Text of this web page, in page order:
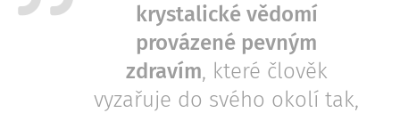
krystalické vědomí
provázené pevným
zdravím, které člověk
vyzařuje do svého okolí tak,